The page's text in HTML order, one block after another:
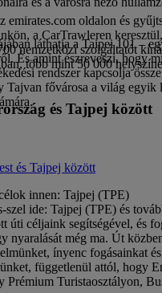
láthatja a Taipei 101 –
És amint észreveszi, hogy
rendszer kapcsolja
Tajvan fővárosa a világ egyik
emirates.com oldalon és
a CarTrawleren
nemzetközi szolgáltatót
több mint 50 000
és Tajpej között
és Tajpej között
innen: Tajpej (TPE)
szel ide: Tajpej (TPE) és
úti céljaink segítségével, és
nyaralását még ma. Út
ínyenc fogásainkat
függetlenül attól, hogy
Prémium Turistaosztályon,